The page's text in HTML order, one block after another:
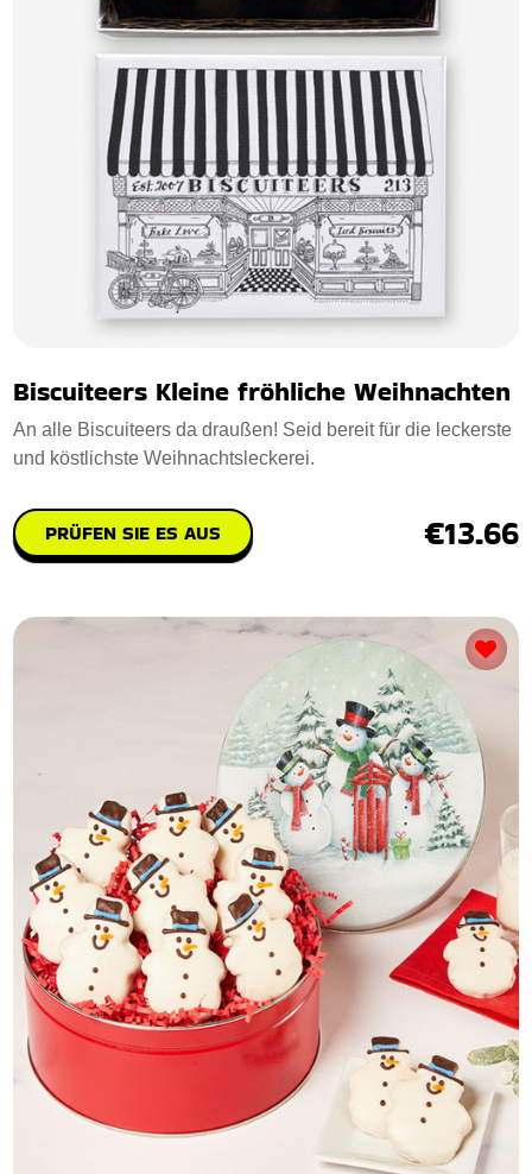
Biscuiteers Kleine fröhliche Weihnachten
An alle Biscuiteers da draußen! Seid bereit für die leckerste
und köstlichste Weihnachtsleckerei.
PRÜFEN SIE ES AUS €13.66